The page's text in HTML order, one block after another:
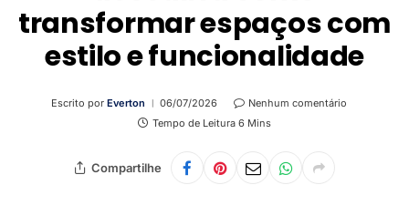
transformar espaços com
estilo e funcionalidade
Escrito por Everton 06/07/2026
Nenhum comentário
Tempo de Leitura 6 Mins
Compartilhe